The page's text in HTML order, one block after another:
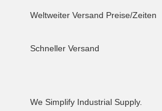
Weltweiter Versand Preise/Zeiten
Schneller Versand
We Simplify Industrial Supply.